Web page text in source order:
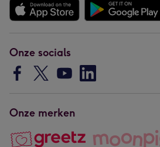
Onze socials
Onze merken